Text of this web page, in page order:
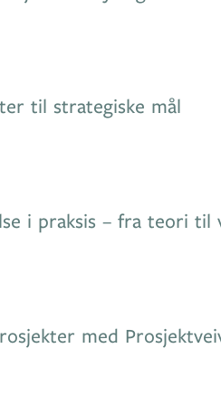
til strategiske mål
i praksis – fra teori til
med